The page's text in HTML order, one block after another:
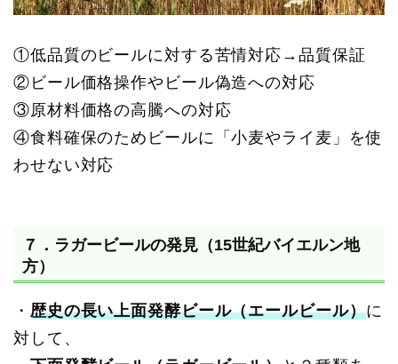
①低品質のビールに対する苦情対応→品質保証
②ビール価格操作やビール偽造への対応
③原材料価格の高騰への対応
④食料確保のためビールに「小麦やライ麦」を使
わせない対応
７．ラガービールの発見（15世紀バイエルン地
方）
・ 歴史の長い上面発酵ビール（エールビール）に
対して、